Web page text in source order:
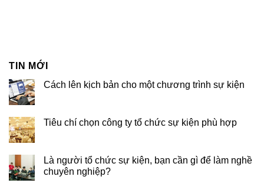
TIN MỚI
Cách lên kịch bản cho một chương trình sự kiện
Tiêu chí chọn công ty tổ chức sự kiện phù hợp
Là người tổ chức sự kiện, bạn cần gì để làm nghề
chuyên nghiệp?